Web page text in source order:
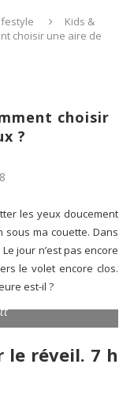
Kids &
choisir une aire de
choisir
?
les yeux doucement
sous ma couette. Dans
jour n’est pas encore
le volet encore clos.
est-il ?
le réveil. 7 h